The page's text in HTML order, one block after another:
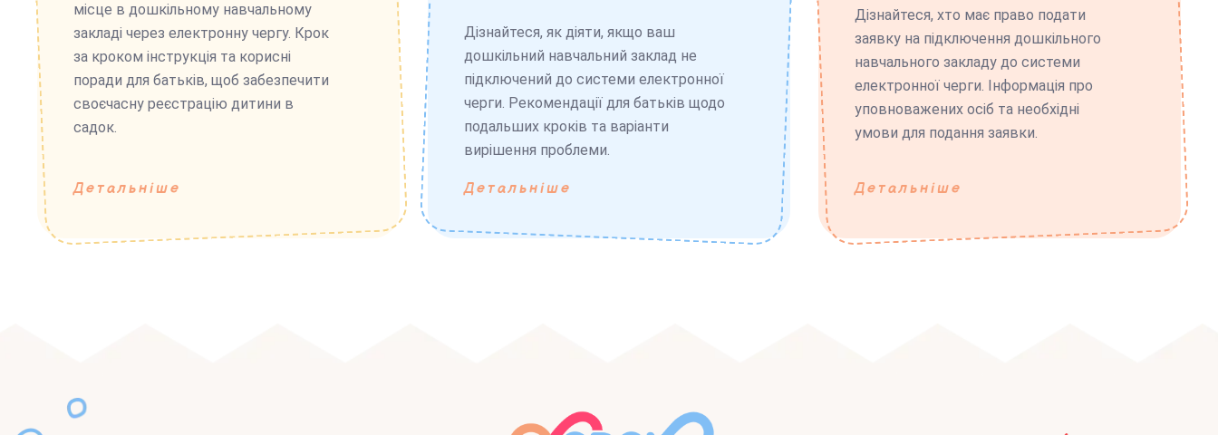
місце в дошкільному навчальному
закладі через електронну чергу. Крок
за кроком інструкція та корисні
поради для батьків, щоб забезпечити
своєчасну реєстрацію дитини в
садок.
Детальніше
Дізнайтеся, як діяти, якщо ваш
дошкільний навчальний заклад не
підключений до системи електронної
черги. Рекомендації для батьків щодо
подальших кроків та варіанти
вирішення проблеми.
Детальніше
Дізнайтеся, хто має право подати
заявку на підключення дошкільного
навчального закладу до системи
електронної черги. Інформація про
уповноважених осіб та необхідні
умови для подання заявки.
Детальніше